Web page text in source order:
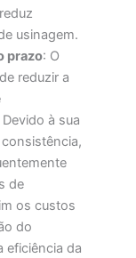
usinagem.
prazo: O
reduzir a
à sua
de
os custos
do
eficiência da